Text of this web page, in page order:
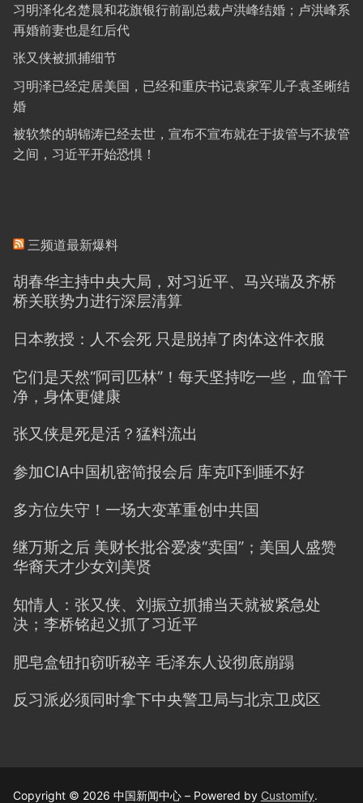
习明泽化名楚晨和花旗银行前副总裁卢洪峰结婚；卢洪峰系
再婚前妻也是红后代
张又侠被抓捕细节
习明泽已经定居美国，已经和重庆书记袁家军儿子袁圣晰结
婚
被软禁的胡锦涛已经去世，宣布不宣布就在于拔管与不拔管
之间，习近平开始恐惧！
三频道最新爆料
胡春华主持中央大局，对习近平、马兴瑞及齐桥
桥关联势力进行深层清算
日本教授：人不会死 只是脱掉了肉体这件衣服
它们是天然“阿司匹林”！每天坚持吃一些，血管干
净，身体更健康
张又侠是死是活？猛料流出
参加CIA中国机密简报会后 库克吓到睡不好
多方位失守！一场大变革重创中共国
继万斯之后 美财长批谷爱凌“卖国”；美国人盛赞
华裔天才少女刘美贤
知情人：张又侠、刘振立抓捕当天就被紧急处
决；李桥铭起义抓了习近平
肥皂盒钮扣窃听秘辛 毛泽东人设彻底崩蹋
反习派必须同时拿下中央警卫局与北京卫戍区
Copyright © 2026 中国新闻中心 – Powered by Customify.